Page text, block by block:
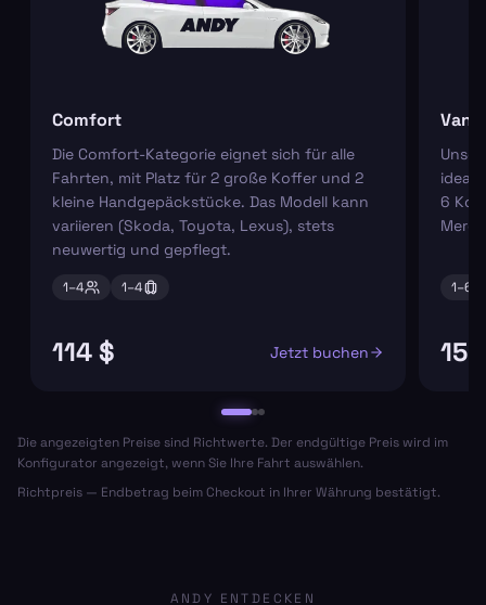
Comfort
Die Comfort-Kategorie eignet sich für alle
Fahrten, mit Platz für 2 große Koffer und 2
kleine Handgepäckstücke. Das Modell kann
variieren (Skoda, Toyota, Lexus), stets
neuwertig und gepflegt.
1–4 1–4
114 $ Jetzt buchen
Van
ideal
6
1–6
Die angezeigten Preise sind Richtwerte. Der endgültige Preis wird im
Konfigurator angezeigt, wenn Sie Ihre Fahrt auswählen.
Richtpreis — Endbetrag beim Checkout in Ihrer Währung bestätigt.
ANDY ENTDECKEN